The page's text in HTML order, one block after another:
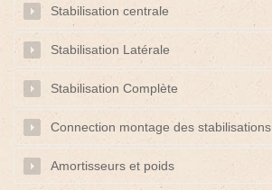
Stabilisation centrale
Stabilisation Latérale
Stabilisation Complète
Connection montage des stabilisations
Amortisseurs et poids